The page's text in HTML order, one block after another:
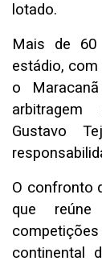
lotado.
Mais de 60
estádio,
o
Gustavo
O confronto
que
continental